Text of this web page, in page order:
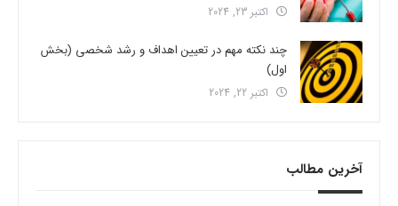
اکتبر 23, 2024
چند نکته مهم در تعیین اهداف و رشد شخصی (بخش
اول)
اکتبر 22, 2024
آخرین مطالب